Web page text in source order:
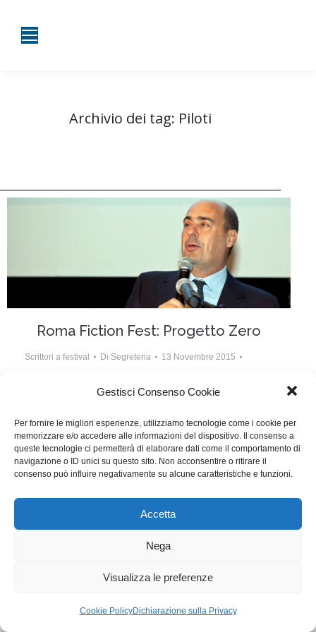
Gestisci Consenso Cookie
Per fornire le migliori esperienze, utilizziamo tecnologie come i cookie per
memorizzare e/o accedere alle informazioni del dispositivo. Il consenso a
queste tecnologie ci permetterà di elaborare dati come il comportamento di
navigazione o ID unici su questo sito. Non acconsentire o ritirare il
consenso può influire negativamente su alcune caratteristiche e funzioni.
Accetta
Nega
Visualizza le preferenze
Cookie PolicyDichiarazione sulla Privacy
Archivio dei tag: Piloti
Roma Fiction Fest: Progetto Zero
Scrittori a festival Di Segreteria 13 Novembre 2015
incentivare la creatività nell’audiovisivo non ottiene i
risultati che avrebbe meritato.
+39 347 2461036
segreteria@writersguilditalia.it
WGItalia
Cookie & Privacy Policy